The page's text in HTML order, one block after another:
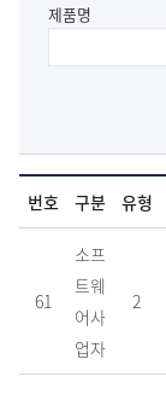
제품명
현
번호 구분 유형
61
소프
트웨
어사
업자
2